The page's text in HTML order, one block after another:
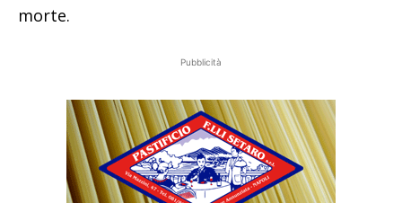
morte.
Pubblicità